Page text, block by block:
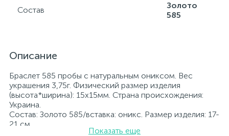
Состав
Золото
585
Описание
Браслет 585 пробы с натуральным ониксом. Вес
украшения 3,75г. Физический размер изделия
(высота*ширина): 15х15мм. Страна происхождения:
Украина.
Состав: Золото 585/вставка: оникс. Размер изделия: 17-
21 см
Показать еще